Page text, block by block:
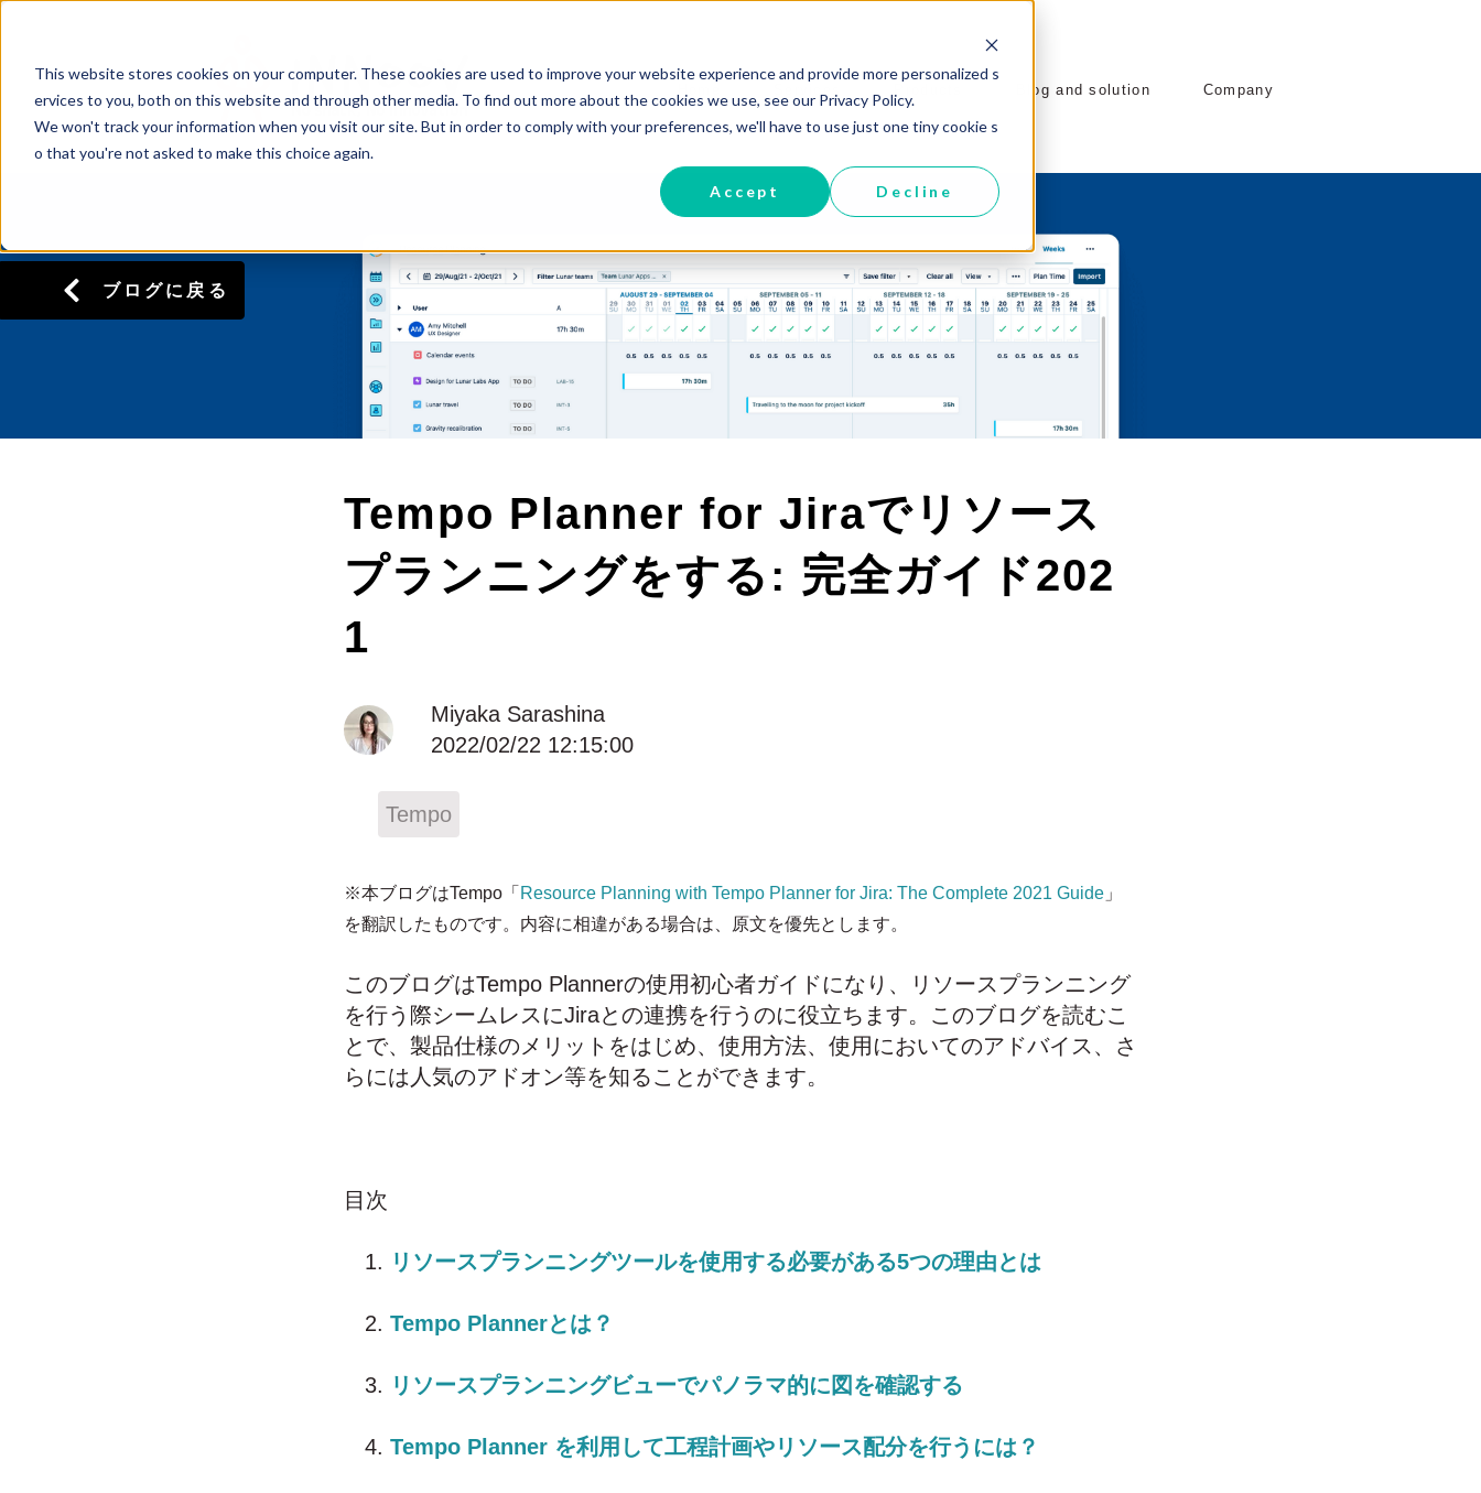
This website stores cookies on your computer. These cookies are used to improve your website experience and provide more personalized s
ervices to you, both on this website and through other media. To find out more about the cookies we use, see our Privacy Policy.
We won't track your information when you visit our site. But in order to comply with your preferences, we'll have to use just one tiny cookie s
o that you're not asked to make this choice again.
Accept Decline
Blog and solution Company
ブログに戻る
Tempo Planner for Jiraでリソース
プランニングをする: 完全ガイド202
1
Miyaka Sarashina
2022/02/22 12:15:00
Tempo
※本ブログはTempo「 Resource Planning with Tempo Planner for Jira: The Complete 2021 Guide 」
を翻訳したものです。内容に相違がある場合は、原文を優先とします。
このブログはTempo Plannerの使用初心者ガイドになり、リソースプランニング
を行う際シームレスにJiraとの連携を行うのに役立ちます。このブログを読むこ
とで、製品仕様のメリットをはじめ、使用方法、使用においてのアドバイス、さ
らには人気のアドオン等を知ることができます。
目次
リソースプランニングツールを使用する必要がある5つの理由とは
Tempo Plannerとは？
リソースプランニングビューでパノラマ的に図を確認する
Tempo Planner を利用して工程計画やリソース配分を行うには？